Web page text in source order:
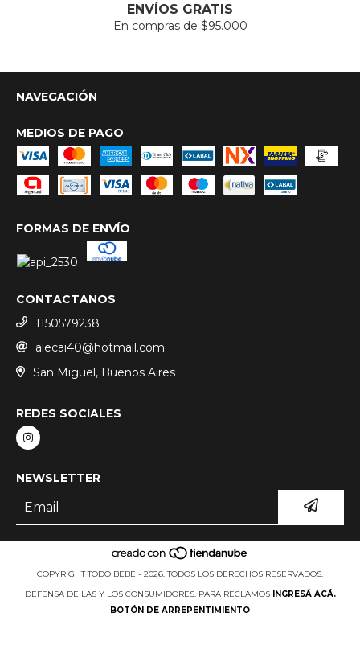
ENVÍOS GRATIS
En compras de $95.000
NAVEGACIÓN
MEDIOS DE PAGO
FORMAS DE ENVÍO
CONTACTANOS
1150579238
alecai40@hotmail.com
San Miguel, Buenos Aires
REDES SOCIALES
NEWSLETTER
COPYRIGHT TODO BEBE - 2026. TODOS LOS DERECHOS RESERVADOS.
DEFENSA DE LAS Y LOS CONSUMIDORES. PARA RECLAMOS
INGRESÁ ACÁ.
BOTÓN DE ARREPENTIMIENTO